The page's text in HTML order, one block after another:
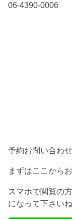
06-4390-0006
予約お問い合わ
まずはここから
スマホで閲覧の
になって下さいね